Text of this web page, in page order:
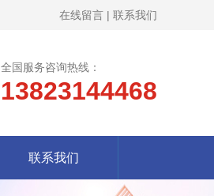
在线留言 | 联系我们
全国服务咨询热线：
13823144468
联系我们